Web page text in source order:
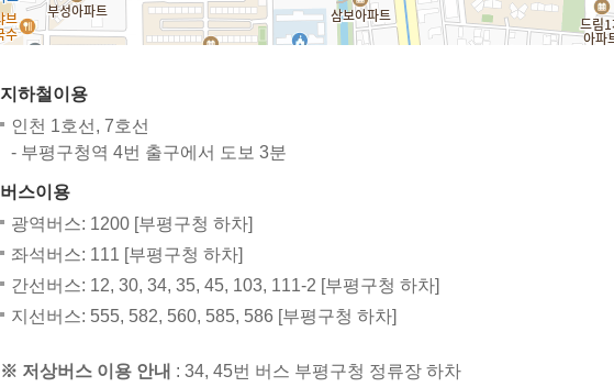
지하철이용
인천 1호선, 7호선
- 부평구청역 4번 출구에서 도보 3분
버스이용
광역버스: 1200 [부평구청 하차]
좌석버스: 111 [부평구청 하차]
간선버스: 12, 30, 34, 35, 45, 103, 111-2 [부평구청 하차]
지선버스: 555, 582, 560, 585, 586 [부평구청 하차]
※ 저상버스 이용 안내 : 34, 45번 버스 부평구청 정류장 하차